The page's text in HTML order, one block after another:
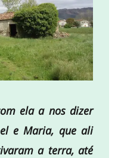
ela a nos dizer
e Maria, que ali
a terra, até